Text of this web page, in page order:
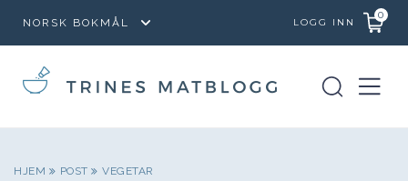
LOGG INN
0
HJEM POST VEGETAR